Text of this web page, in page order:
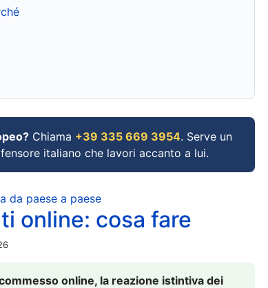
Chiama +39 335 669 3954. Serve un
italiano che lavori accanto a lui.
da paese a paese
online: cosa fare
online, la reazione istintiva dei